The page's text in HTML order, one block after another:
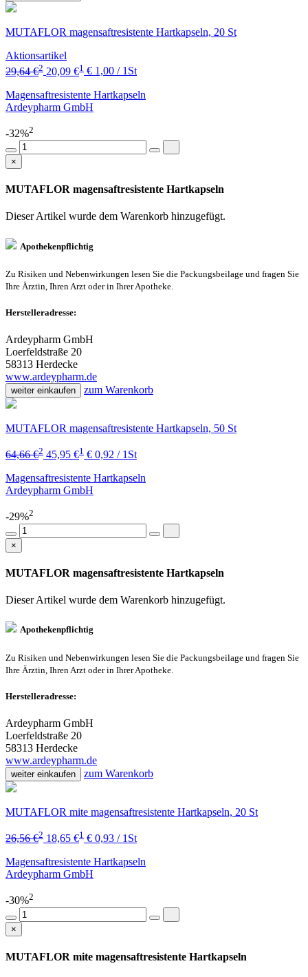
MUTAFLOR magensaftresistente Hartkapseln, 20 St
Aktionsartikel
29,64 €2 20,09 €1 € 1,00 / 1St
Magensaftresistente Hartkapseln
Ardeypharm GmbH
-32%2
×
MUTAFLOR magensaftresistente Hartkapseln
Dieser Artikel wurde dem Warenkorb hinzugefügt.
Apothekenpflichtig
Zu Risiken und Nebenwirkungen lesen Sie die Packungsbeilage und fragen Sie
Ihre Ärztin, Ihren Arzt oder in Ihrer Apotheke.
Herstelleradresse:
Ardeypharm GmbH
Loerfeldstraße 20
58313 Herdecke
www.ardeypharm.de
weiter einkaufen zum Warenkorb
MUTAFLOR magensaftresistente Hartkapseln, 50 St
64,66 €2 45,95 €1 € 0,92 / 1St
Magensaftresistente Hartkapseln
Ardeypharm GmbH
-29%2
×
MUTAFLOR magensaftresistente Hartkapseln
Dieser Artikel wurde dem Warenkorb hinzugefügt.
Apothekenpflichtig
Zu Risiken und Nebenwirkungen lesen Sie die Packungsbeilage und fragen Sie
Ihre Ärztin, Ihren Arzt oder in Ihrer Apotheke.
Herstelleradresse:
Ardeypharm GmbH
Loerfeldstraße 20
58313 Herdecke
www.ardeypharm.de
weiter einkaufen zum Warenkorb
MUTAFLOR mite magensaftresistente Hartkapseln, 20 St
26,56 €2 18,65 €1 € 0,93 / 1St
Magensaftresistente Hartkapseln
Ardeypharm GmbH
-30%2
×
MUTAFLOR mite magensaftresistente Hartkapseln